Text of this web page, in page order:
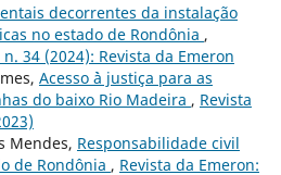
decorrentes da instalação
no estado de Rondônia ,
34 (2024): Revista da Emeron
Acesso `à justiça para as
do baixo Rio Madeira , Revista
Mendes, Responsabilidade civil
de Rondônia , Revista da Emeron: